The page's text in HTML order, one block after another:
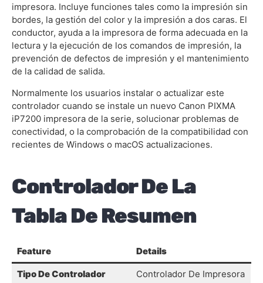
impresora. Incluye funciones tales como la impresión sin
bordes, la gestión del color y la impresión a dos caras. El
conductor, ayuda a la impresora de forma adecuada en la
lectura y la ejecución de los comandos de impresión, la
prevención de defectos de impresión y el mantenimiento
de la calidad de salida.
Normalmente los usuarios instalar o actualizar este
controlador cuando se instale un nuevo Canon PIXMA
iP7200 impresora de la serie, solucionar problemas de
conectividad, o la comprobación de la compatibilidad con
recientes de Windows o macOS actualizaciones.
Controlador De La
Tabla De Resumen
Feature Details
Tipo De Controlador Controlador De Impresora